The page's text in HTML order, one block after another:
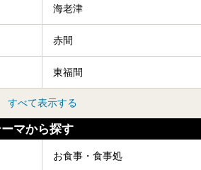
海老津
赤間
東福間
すべて表示する
マから探す
お食事・食事処